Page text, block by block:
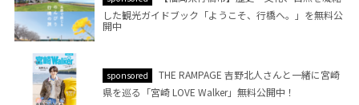
した観光ガイドブック「ようこそ、行橋へ。」を無料公
開中
sponsored
THE RAMPAGE 吉野北人さんと一緒に宮崎
県を巡る「宮崎 LOVE Walker」無料公開中！